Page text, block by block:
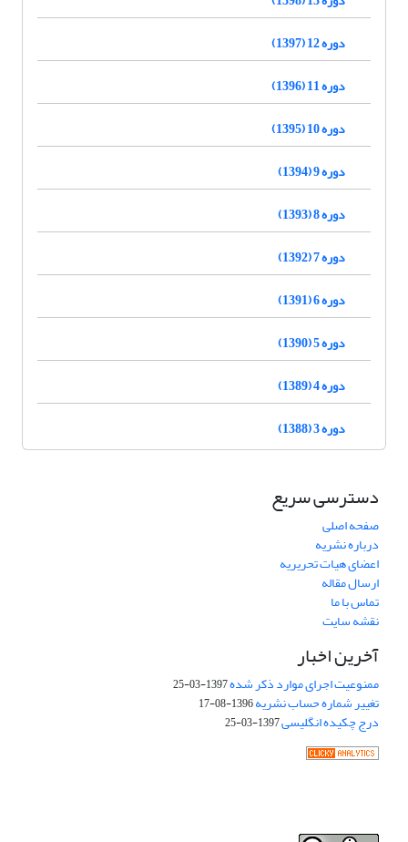
دوره 12 (1397)
دوره 11 (1396)
دوره 10 (1395)
دوره 9 (1394)
دوره 8 (1393)
دوره 7 (1392)
دوره 6 (1391)
دوره 5 (1390)
دوره 4 (1389)
دوره 3 (1388)
دسترسی سریع
صفحه اصلی
درباره نشریه
اعضای هیات تحریریه
ارسال مقاله
تماس با ما
نقشه سایت
آخرین اخبار
ممنوعیت اجرای موارد ذکر شده1397-03-25
تغییر شماره حساب نشریه1396-08-17
درج چکیده انگلیسی1397-03-25